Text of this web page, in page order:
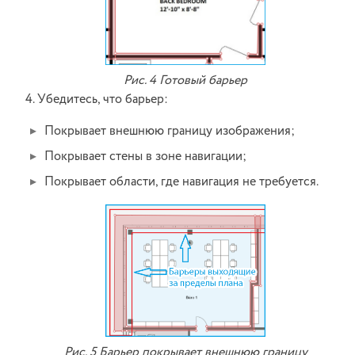
Рис. 4 Готовый барьер
4. Убедитесь, что барьер:
Покрывает внешнюю границу изображения;
Покрывает стены в зоне навигации;
Покрывает области, где навигация не требуется.
Рис. 5 Барьер покрывает внешнюю границу